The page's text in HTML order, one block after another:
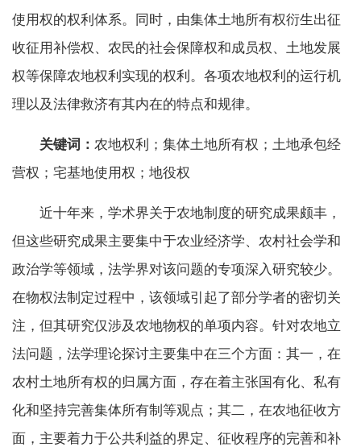
使用权的权利体系。同时，由集体土地所有权衍生出征
收征用补偿权、农民的社会保障权和成员权、土地发展
权等保障农地权利实现的权利。各项农地权利的运行机
理以及法律救济有其内在的特点和规律。
关键词： 农地权利；集体土地所有权；土地承包经
营权；宅基地使用权；地役权
近十年来，学术界关于农地制度的研究成果颇丰，
但这些研究成果主要集中于农业经济学、农村社会学和
政治学等领域，法学界对该问题的专项深入研究较少。
在物权法制定过程中，该领域引起了部分学者的密切关
注，但其研究仅涉及农地物权的单项内容。针对农地立
法问题，法学理论探讨主要集中在三个方面：其一，在
农村土地所有权的归属方面，存在着主张国有化、私有
化和坚持完善集体所有制等观点；其二，在农地征收方
面，主要着力于公共利益的界定、征收程序的完善和补